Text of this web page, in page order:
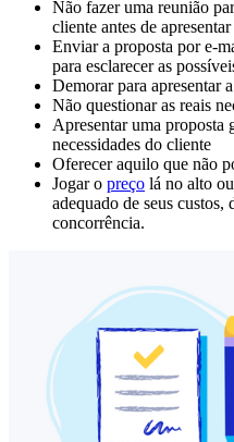
Não fazer uma reunião
cliente antes de
Enviar a proposta por e-
para esclarecer as
Demorar para apresentar
Não questionar as reais
Apresentar uma proposta
necessidades do cliente
Oferecer aquilo que não
Jogar o preço lá no alto
adequado de seus custos,
concorrência.